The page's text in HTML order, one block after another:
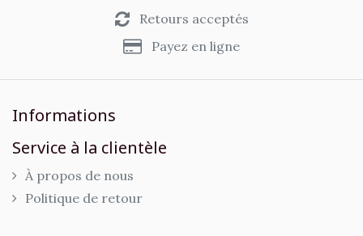
Retours acceptés
Payez en ligne
Informations
Service à la clientèle
À propos de nous
Politique de retour